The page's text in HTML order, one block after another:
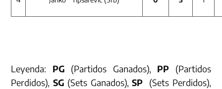
Leyenda: PG (Partidos Ganados), PP (Partidos
Perdidos), SG (Sets Ganados),SP (Sets Perdidos),